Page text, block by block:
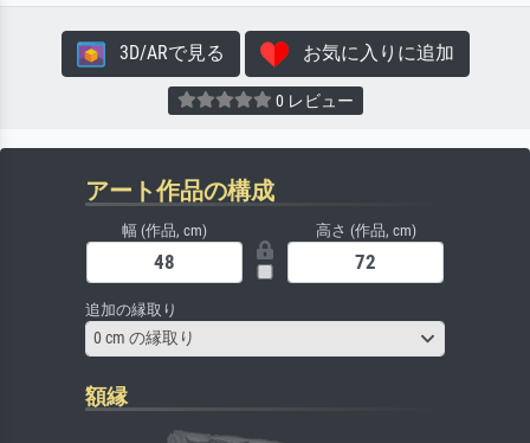
3D/ARで見る お気に入りに追加
0 レビュー
アート作品の構成
幅 (作品, cm) 高さ (作品, cm)
追加の縁取り
0 cm の縁取り
額縁